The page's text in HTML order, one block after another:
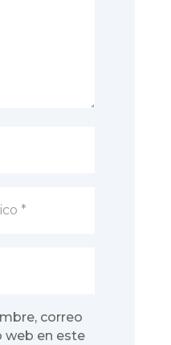
correo
web en este